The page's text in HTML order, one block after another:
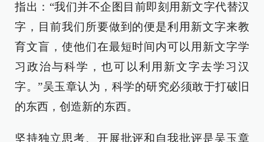
指出：“我们并不企图目前即刻用新文字代替汉
字，目前我们所要做到的便是利用新文字来教
育文盲，使他们在最短时间内可以用新文字学
习政治与科学，也可以利用新文字去学习汉
字。”吴玉章认为，科学的研究必须敢于打破旧
的东西，创造新的东西。
坚持独立思考、开展批评和自我批评是吴玉章